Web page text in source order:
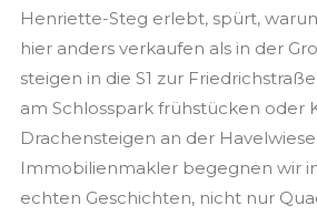
Henriette-Steg erlebt, spürt,
hier anders verkaufen als in der
steigen in die S1 zur
am Schlosspark frühstücken oder
Drachensteigen an der
Immobilienmakler begegnen wir
echten Geschichten, nicht nur